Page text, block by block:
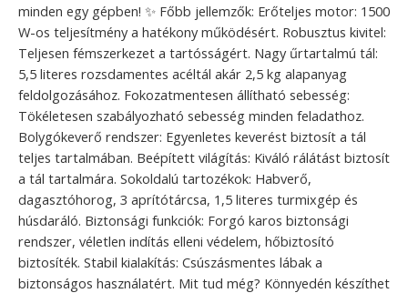
minden egy gépben! ✨ Főbb jellemzők: Erőteljes motor: 1500
W-os teljesítmény a hatékony működésért. Robusztus kivitel:
Teljesen fémszerkezet a tartósságért. Nagy űrtartalmú tál:
5,5 literes rozsdamentes acéltál akár 2,5 kg alapanyag
feldolgozásához. Fokozatmentesen állítható sebesség:
Tökéletesen szabályozható sebesség minden feladathoz.
Bolygókeverő rendszer: Egyenletes keverést biztosít a tál
teljes tartalmában. Beépített világítás: Kiváló rálátást biztosít
a tál tartalmára. Sokoldalú tartozékok: Habverő,
dagasztóhorog, 3 aprítótárcsa, 1,5 literes turmixgép és
húsdaráló. Biztonsági funkciók: Forgó karos biztonsági
rendszer, véletlen indítás elleni védelem, hőbiztosító
biztosíték. Stabil kialakítás: Csúszásmentes lábak a
biztonságos használatért. Mit tud még? Könnyedén készíthet